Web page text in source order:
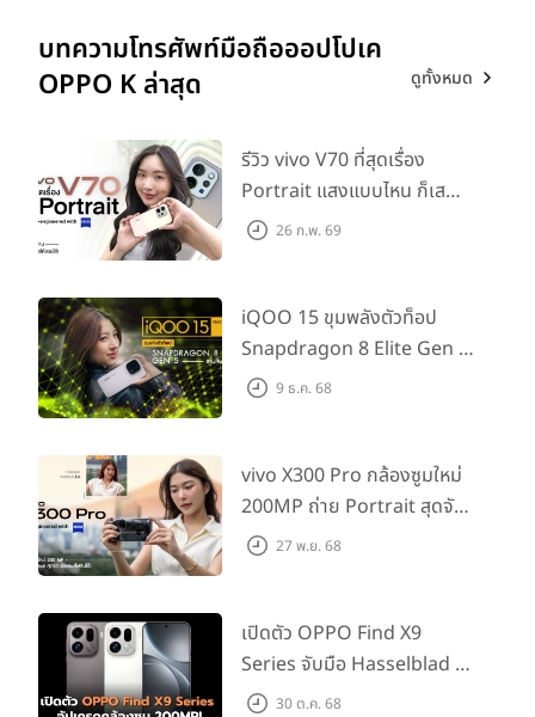
บทความโทรศัพท์มือถือออปโปเค
OPPO K ล่าสุด
ดูทั้งหมด
รีวิว vivo V70 ที่สุดเรื่อง
Portrait แสงแบบไหน ก็เส
กช็อตให้สวยได้!
26 ก.พ. 69
iQOO 15 ขุมพลังตัวท็อป
Snapdragon 8 Elite Gen 5
เล่นลื่นทุกเกม!
9 ธ.ค. 68
vivo X300 Pro กล้องซูมใหม่
200MP ถ่าย Portrait สุดจัด
ต่อเลนส์เสริมได้!
27 พ.ย. 68
เปิดตัว OPPO Find X9
Series จับมือ Hasselblad อัป
เกรดกล้องซูม 200MP!
30 ต.ค. 68